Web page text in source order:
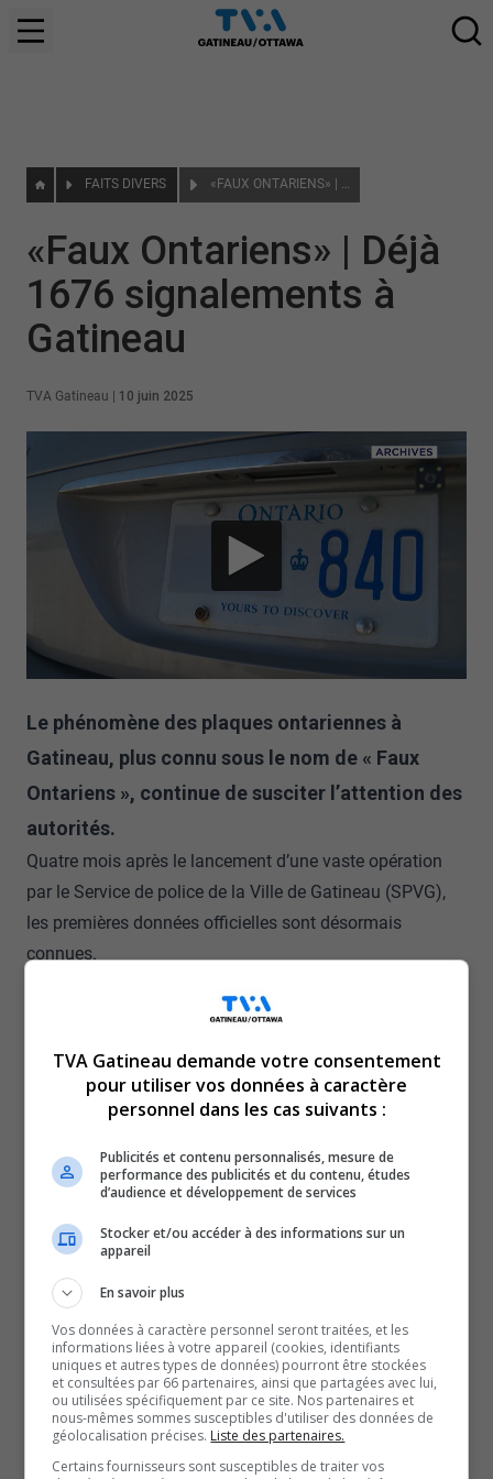
FAITS DIVERS «FAUX ONTARIENS» | DÉJÀ 1676 SIGNALEMENTS À GATINEAU
«Faux Ontariens» | Déjà
1676 signalements à
Gatineau
TVA Gatineau 10 juin 2025
Le phénomène des plaques ontariennes à
Gatineau, plus connu sous le nom de « Faux
Ontariens », continue de susciter l’attention des
autorités.
Quatre mois après le lancement d’une vaste opération
par le Service de police de la Ville de Gatineau (SPVG),
les premières données officielles sont désormais
connues.
la Ville, confirmant l’ampleur du phénomène dans
Mitigomikokan, identifiés comme des zones critiques par
une étude indépendante menée par deux anciens experts
Dans certains immeubles locatifs, une voiture sur quatre
porterait une plaque de l’Ontario. Jusqu’ici, 26 constats
d’infraction ont été émis par le SPVG, et 22 dossiers ont
été transférés à Revenu Québec pour analyse fiscale.
L’amende prévue au Code de la sécurité routière est de
200 $, mais avec les frais, elle grimpe à 336 $ par
constat.
Depuis le début des opérations, on parle maintenant de
26 constats émis. Toutes les informations sont traitées
de façon confidentielle, et seuls les citoyens qui le
TVA Gatineau demande votre consentement
pour utiliser vos données à caractère
personnel dans les cas suivants :
Publicités et contenu personnalisés, mesure de
performance des publicités et du contenu, études
d’audience et développement de services
Stocker et/ou accéder à des informations sur un
appareil
En savoir plus
Vos données à caractère personnel seront traitées, et les
informations liées à votre appareil (cookies, identifiants
uniques et autres types de données) pourront être stockées
et consultées par 66 partenaires, ainsi que partagées avec lui,
ou utilisées spécifiquement par ce site. Nos partenaires et
nous-mêmes sommes susceptibles d'utiliser des données de
géolocalisation précises. Liste des partenaires.
Certains fournisseurs sont susceptibles de traiter vos